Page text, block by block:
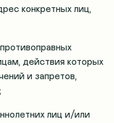
конкретных лиц,
действия которых
и запретов,
лиц и/или